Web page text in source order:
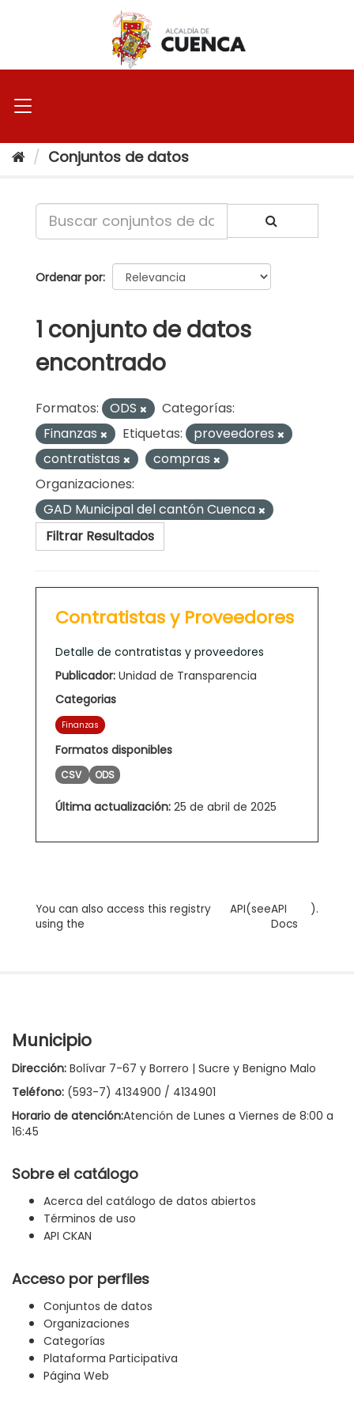
Conjuntos de datos
Ordenar por
1 conjunto de datos
encontrado
Formatos: ODS
Categorías:
Finanzas
Etiquetas:
proveedores
contratistas
compras
Organizaciones:
GAD Municipal del cantón Cuenca
Filtrar Resultados
Contratistas y Proveedores
Detalle de contratistas y proveedores
Publicador: Unidad de Transparencia
Categorias
Finanzas
Formatos disponibles
CSV ODS
Última actualización: 25 de abril de 2025
You can also access this registry
using the
API(seeAPI
Docs
).
Municipio
Dirección: Bolívar 7-67 y Borrero | Sucre y Benigno Malo
Teléfono: (593-7) 4134900 / 4134901
Horario de atención:Atención de Lunes a Viernes de 8:00 a
16:45
Sobre el catálogo
Acerca del catálogo de datos abiertos
Términos de uso
API CKAN
Acceso por perfiles
Conjuntos de datos
Organizaciones
Categorías
Plataforma Participativa
Página Web